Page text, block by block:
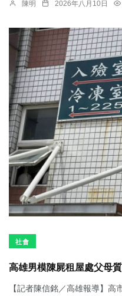
陳明 2026年八月10日
社會
高雄男模陳屍租屋處父母
【記者陳信銘／高雄報導】